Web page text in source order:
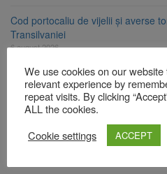
Cod portocaliu de vijelii și averse
Transilvaniei
6 august 2026
Bărbat din Victoria, reținut după
ori în câteva zile
6 august 2026
Urmele atelajului i-au condus pe
pădure la Ormeniș
We use cookies on our
relevant experience by
repeat visits. By clicking
ALL the cookies.
Cookie settings
ACCEPT